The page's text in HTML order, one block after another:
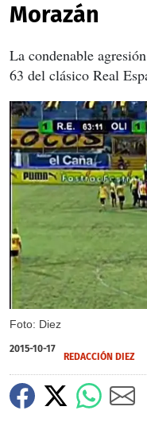
Morazán
La condenable
63 del clásico Real
Foto: Diez
2015-10-17
REDACCIÓN DIEZ